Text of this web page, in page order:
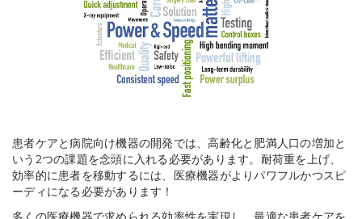
患者ケアと病院向け機器の開発では、高齢化と肥満人口の増加と
いう2つの課題を念頭に入れる必要があります。耐荷重を上げ、
効率的に患者を移動するには、医療機器がよりパワフルかつスピ
ーディになる必要があります！